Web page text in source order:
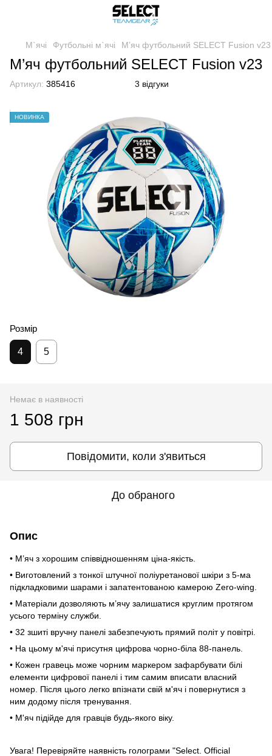
М`ячі Футбольні м`ячі М’яч футбольний SELECT Fusion v23
М’яч футбольний SELECT Fusion v23
Артикул: 385416 3 відгуки
НОВИНКА
Розмір
4 5
Немає в наявності
1 508 грн
Повідомити, коли з'явиться
До обраного
Опис
• М’яч з хорошим співвідношенням ціна-якість.
• Виготовлений з тонкої штучної поліуретанової шкіри з 5-ма
підкладковими шарами і запатентованою камерою Zero-wing.
• Матеріали дозволяють м’ячу залишатися круглим протягом
усього терміну служби.
• 32 зшиті вручну панелі забезпечують прямий політ у повітрі.
• На цьому м'ячі присутня цифрова чорно-біла 88-панель.
• Кожен гравець може чорним маркером зафарбувати білі
елементи цифрової панелі і тим самим вписати власний
номер. Після цього легко впізнати свій м'яч і повернутися з
ним додому після тренування.
• М'яч підійде для гравців будь-якого віку.
Увага! Перевіряйте наявність голограми "Select. Official